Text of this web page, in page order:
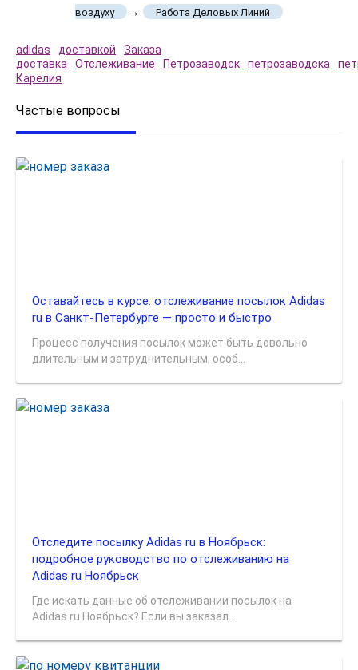
воздуху
→ Работа Деловых Линий
adidas доставкой
Заказа
доставка
Отслеживание Петрозаводск петрозаводска
Карелия
Частые вопросы
Оставайтесь в курсе: отслеживание посылок Adidas
ru в Санкт-Петербурге — просто и быстро
Процесс получения посылок может быть довольно
длительным и затруднительным, особ...
Отследите посылку Adidas ru в Ноябрьск:
подробное руководство по отслеживанию на
Adidas ru Ноябрьск
Где искать данные об отслеживании посылок на
Adidas ru Ноябрьск? Если вы заказал...